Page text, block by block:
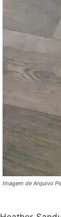
Imagem de Arquivo